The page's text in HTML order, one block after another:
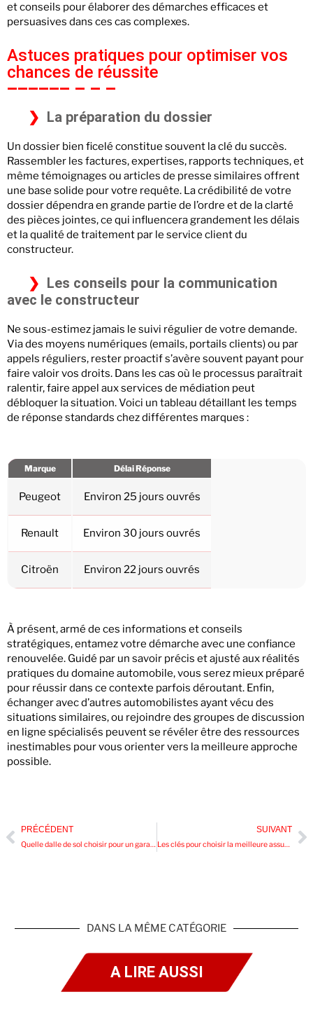
et conseils pour élaborer des démarches efficaces et
persuasives dans ces cas complexes.
Astuces pratiques pour optimiser vos
chances de réussite
La préparation du dossier
Un dossier bien ficelé constitue souvent la clé du succès.
Rassembler les factures, expertises, rapports techniques, et
même témoignages ou articles de presse similaires offrent
une base solide pour votre requête. La crédibilité de votre
dossier dépendra en grande partie de l’ordre et de la clarté
des pièces jointes, ce qui influencera grandement les délais
et la qualité de traitement par le service client du
constructeur.
Les conseils pour la communication
avec le constructeur
Ne sous-estimez jamais le suivi régulier de votre demande.
Via des moyens numériques (emails, portails clients) ou par
appels réguliers, rester proactif s’avère souvent payant pour
faire valoir vos droits. Dans les cas où le processus paraîtrait
ralentir, faire appel aux services de médiation peut
débloquer la situation. Voici un tableau détaillant les temps
de réponse standards chez différentes marques :
Marque Délai Réponse
Peugeot Environ 25 jours ouvrés
Renault Environ 30 jours ouvrés
Citroën Environ 22 jours ouvrés
À présent, armé de ces informations et conseils
stratégiques, entamez votre démarche avec une confiance
renouvelée. Guidé par un savoir précis et ajusté aux réalités
pratiques du domaine automobile, vous serez mieux préparé
pour réussir dans ce contexte parfois déroutant. Enfin,
échanger avec d’autres automobilistes ayant vécu des
situations similaires, ou rejoindre des groupes de discussion
en ligne spécialisés peuvent se révéler être des ressources
inestimables pour vous orienter vers la meilleure approche
possible.
PRÉCÉDENT
Quelle dalle de sol choisir pour un garage durable et esthétique ?
SUIVANT
Les clés pour choisir la meilleure assurance moto adaptée à vos besoins
DANS LA MÊME CATÉGORIE
A LIRE AUSSI